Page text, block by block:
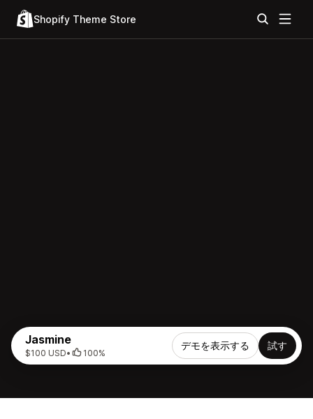
Shopify Theme Store
Jasmine
$100 USD• 100%
デモを表示する 試す